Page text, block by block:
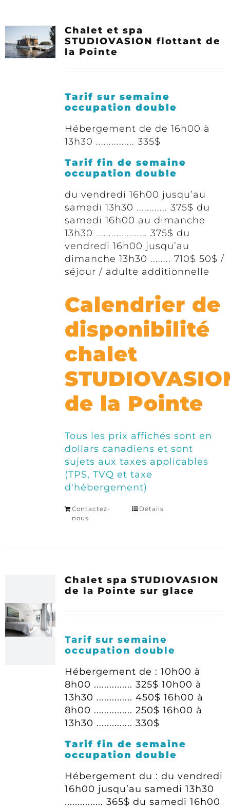
Chalet et spa
STUDIOVASION flottant de
la Pointe
Tarif sur semaine
occupation double
Hébergement de de 16h00 à
13h30 ............... 335$
Tarif fin de semaine
occupation double
du vendredi 16h00 jusqu’au
samedi 13h30 ............ 375$ du
samedi 16h00 au dimanche
13h30 .................... 375$ du
vendredi 16h00 jusqu’au
dimanche 13h30 ........ 710$ 50$ /
séjour / adulte additionnelle
Calendrier de
disponibilité
chalet
de la Pointe
Tous les prix affichés sont en
dollars canadiens et sont
sujets aux taxes applicables
(TPS, TVQ et taxe
d'hébergement)
Contactez-
nous
Détails
Chalet spa STUDIOVASION
de la Pointe sur glace
Tarif sur semaine
occupation double
Hébergement de : 10h00 à
8h00 ............... 325$ 10h00 à
13h30 .............. 450$ 16h00 à
8h00 ............... 250$ 16h00 à
13h30 .............. 330$
Tarif fin de semaine
occupation double
Hébergement du : du vendredi
16h00 jusqu’au samedi 13h30
............... 365$ du samedi 16h00